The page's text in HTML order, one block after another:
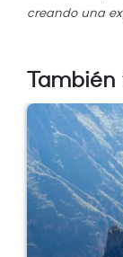
creando una